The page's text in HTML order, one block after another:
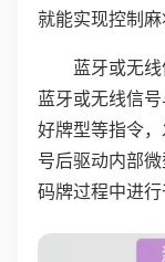
就能实现控制麻
蓝牙或无
蓝牙或无线信
好牌型等指令
号后驱动内部
码牌过程中进行